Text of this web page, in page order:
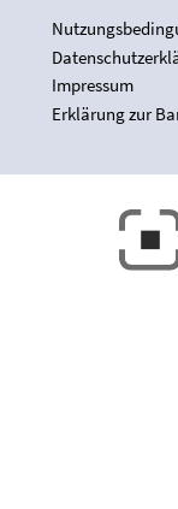
Impressum
Erklärung zur